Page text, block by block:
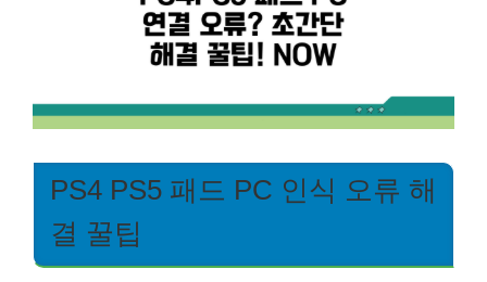
PS4 PS5 패드 PC 인식 오류 해
결 꿀팁